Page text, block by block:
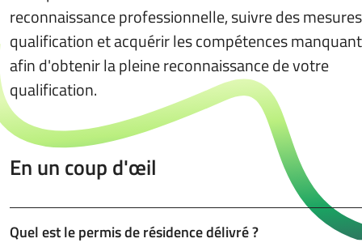
reconnaissance professionnelle, suivre des
qualification et acquérir les compétences
afin d'obtenir la pleine reconnaissance de votre
qualification.
En un coup d'œil
Quel est le permis de résidence délivré ?